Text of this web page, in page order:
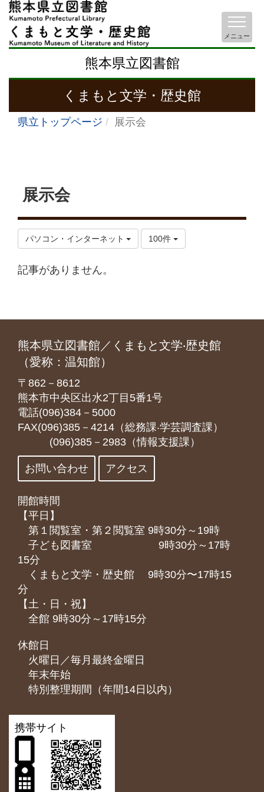
熊本県立図書館
くまもと文学・歴史館
メニュー
県立トップページ 展示会
展示会
パソコン・インターネット 100件
記事がありません。
熊本県立図書館／くまもと文学‧歴史館
（愛称：温知館）
〒862－8612
熊本市中央区出水2丁目5番1号
電話(096)384－5000
FAX(096)385－4214（総務課‧学芸調査課）
(096)385－2983（情報支援課）
お問い合わせ アクセス
開館時間
【平日】
第１閲覧室・第２閲覧室 9時30分～19時
子ども図書室 9時30分～17時
15分
くまもと⽂学・歴史館 9時30分〜17時15
分
【土・日・祝】
全館 9時30分～17時15分
休館日
火曜日／毎月最終金曜日
年末年始
特別整理期間（年間14日以内）
携帯サイト